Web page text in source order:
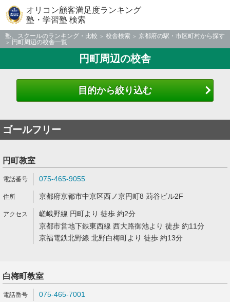
オリコン顧客満足度ランキング
塾・学習塾 検索
塾、スクールのランキング・比較 校舎検索
京都府の駅・市区町村から探す
円町周辺の校舎一覧
円町周辺の校舎
目的から絞り込む
ゴールフリー
円町教室
075-465-9055
京都府京都市中京区西ノ京円町8 苅谷ビル2F
嵯峨野線 円町より 徒歩 約2分
京都市営地下鉄東西線 西大路御池より 徒歩 約11分
京福電鉄北野線 北野白梅町より 徒歩 約13分
白梅町教室
075-465-7001